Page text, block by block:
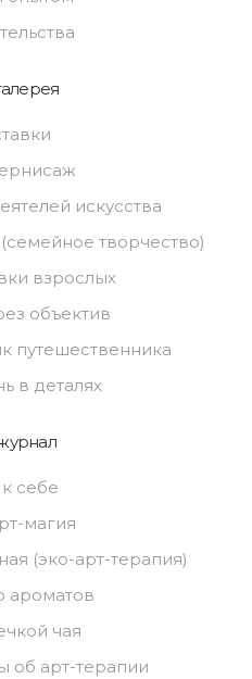
искусства
творчество)
взрослых
объектив
путешественника
в деталях
к себе
магия
(эко-арт-терапия)
ароматов
чая
об арт-терапии